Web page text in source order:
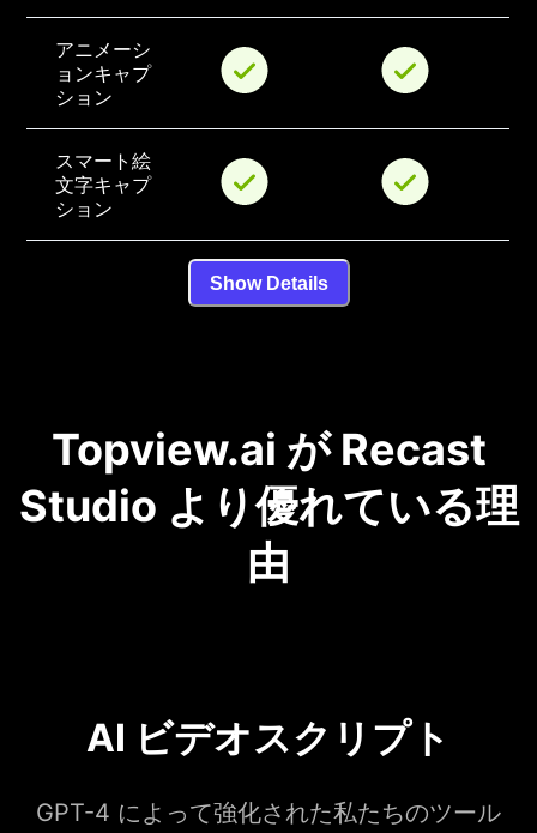
アニメーシ
ョンキャプ
ション
スマート絵
文字キャプ
ション
Show Details
Topview.ai が Recast
Studio より優れている理
由
AI ビデオスクリプト
GPT-4 によって強化された私たちのツール